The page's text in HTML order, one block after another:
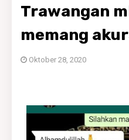
Trawangan
memang
Oktober 28, 2020